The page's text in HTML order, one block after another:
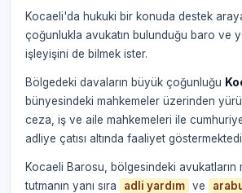
Kocaeli'da hukuki bir konuda destek
çoğunlukla avukatın bulunduğu baro ve
işleyişini de bilmek ister.
Bölgedeki davaların büyük çoğunluğu
bünyesindeki mahkemeler üzerinden
ceza, iş ve aile mahkemeleri ile
adliye çatısı altında faaliyet
Kocaeli Barosu, bölgesindeki avukatların
tutmanın yanı sıra
adli yardım ve